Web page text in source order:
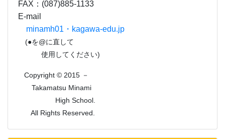
ご注意ください
個人情報が狙われています。ご注意ください！
そのご家族から携帯電話番号、メールアドレス、住所、生年月
日等の個人情報を聞き出そうとする被害が急増しています。
不審な場合は、相手の氏名、連絡先の確認をしたり、学校へ
問い合わせる等、十分ご注意をお願いします。
また、運送会社を名乗って、学校からの荷物を渡したいと称